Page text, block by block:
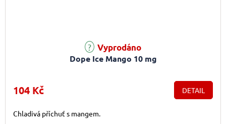
Dope Ice Mango 10 mg
Vyprodáno
104 Kč DETAIL
Chladivá příchuť s mangem.